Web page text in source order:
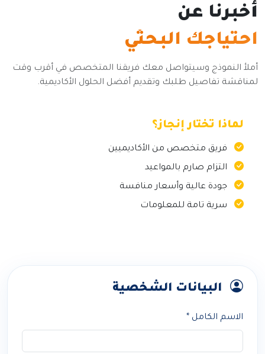
أخبرنا عن
احتياجك البحثي
أملأ النموذج وسيتواصل معك فريقنا المتخصص في أقرب وقت
لمناقشة تفاصيل طلبك وتقديم أفضل الحلول الأكاديمية.
لماذا تختار إنجاز؟
فريق متخصص من الأكاديميين
التزام صارم بالمواعيد
جودة عالية وأسعار منافسة
سرية تامة للمعلومات
البيانات الشخصية
الاسم الكامل *